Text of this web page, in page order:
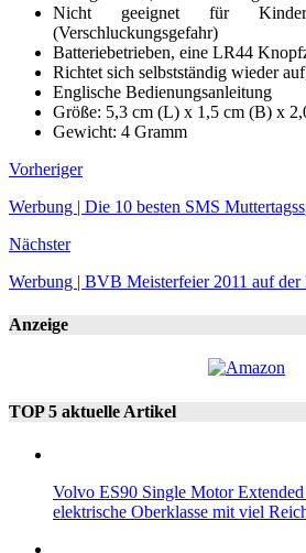
Nicht geeignet für
(Verschluckungsgefahr)
Batteriebetrieben, eine LR44
Richtet sich selbstständig wieder
Englische Bedienungsanleitung
Größe: 5,3 cm (L) x 1,5 cm (B) x
Gewicht: 4 Gramm
Vorheriger
Werbung | Die 10 besten SMS
Nächster
Werbung | BVB Meisterfeier 2011 auf
Anzeige
TOP 5 aktuelle Artikel
Volvo ES90 Single Motor
elektrische Oberklasse mit viel